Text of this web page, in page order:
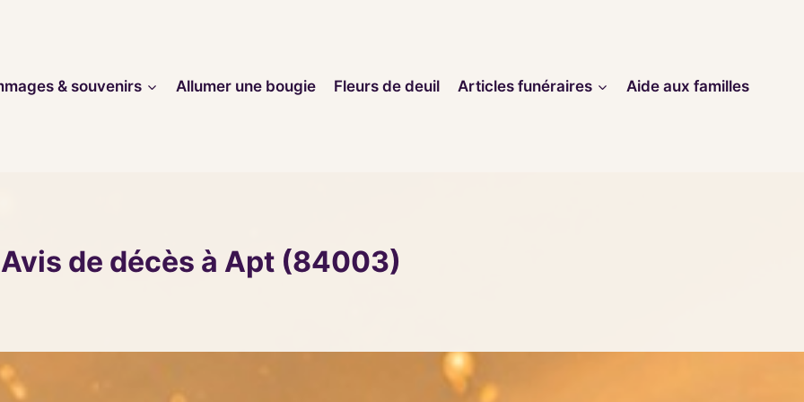
& souvenirs
Allumer une bougie Fleurs de deuil Articles funéraires Aide aux familles
Avis de décès à Apt (84003)